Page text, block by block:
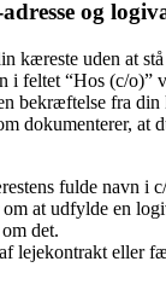
og
kæreste uden at
i feltet “Hos (c/o)”
bekræftelse fra
dokumenterer, at
fulde navn i
om at udfylde en
det.
lejekontrakt eller